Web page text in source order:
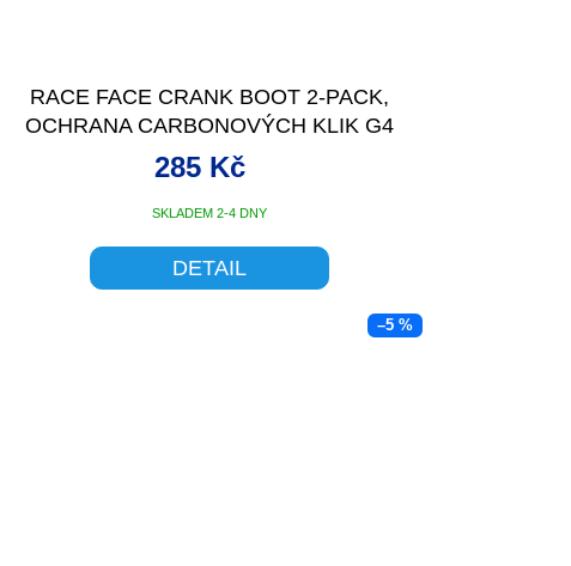
RACE FACE CRANK BOOT 2-PACK,
OCHRANA CARBONOVÝCH KLIK G4
MEDIUM ŽLUTÁ
SKLADEM 2-4 DNY
285 Kč
DETAIL
–5 %